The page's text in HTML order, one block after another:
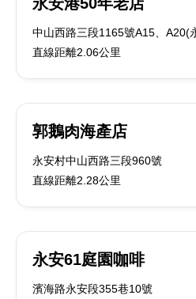
中山西路三段1165號A15、A20(
直線距離2.06公里
郭鵝肉海產店
永安村中山西路三段960號
直線距離2.28公里
永安61庭園咖啡
濱海路永安段355巷10號